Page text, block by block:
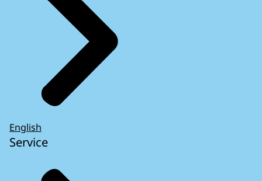
English
Service